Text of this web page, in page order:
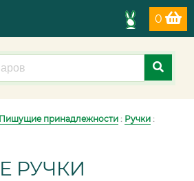
0
Пишущие принадлежности : Ручки :
РУЧКИ